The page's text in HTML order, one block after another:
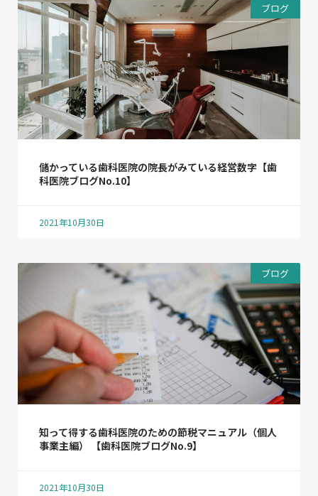
ブログ
儲かっている歯科医院の院長がみている経営数字【歯
科医院ブログNo.10】
2021年10月30日
ブログ
知って得する歯科医院のための節税マニュアル（個人
事業主編） 【歯科医院ブログNo.9】
2021年10月30日